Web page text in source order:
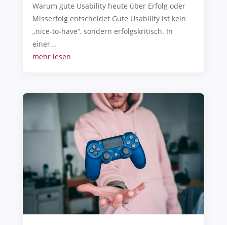
Warum gute Usability heute über Erfolg oder
Misserfolg entscheidet Gute Usability ist kein
„nice-to-have“, sondern erfolgskritisch. In
einer...
mehr lesen